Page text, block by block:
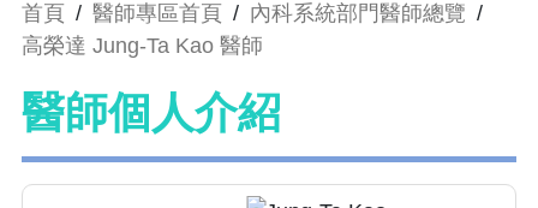
首頁 / 醫師專區首頁 / 內科系統部門醫師總覽 /
高榮達 Jung-Ta Kao 醫師
醫師個人介紹